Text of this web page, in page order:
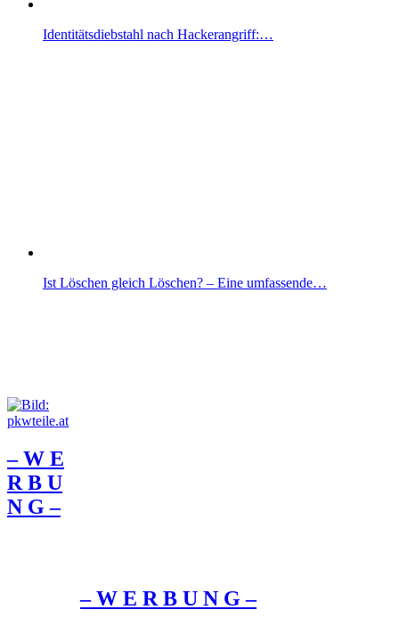
Identitätsdiebstahl nach Hackerangriff:…
Ist Löschen gleich Löschen? – Eine umfassende…
– W Ε
R Β U
Ν G –
– W Ε R Β U Ν G –